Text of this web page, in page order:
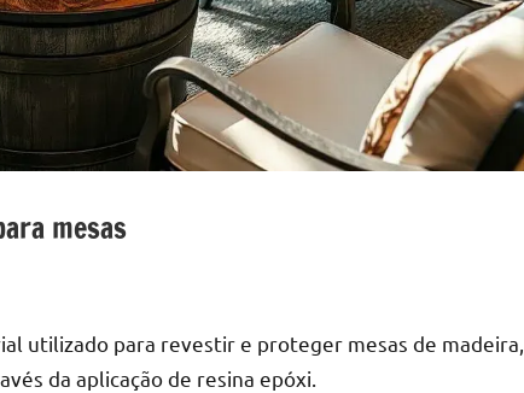
mesas
utilizado para revestir e proteger mesas de madeira,
da aplicação de resina epóxi.